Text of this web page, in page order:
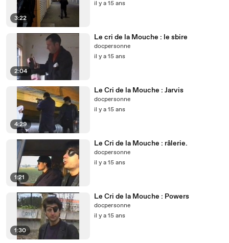
3:22
il y a 15 ans
2:04
Le cri de la Mouche : le sbire
docpersonne
il y a 15 ans
4:29
Le Cri de la Mouche : Jarvis
docpersonne
il y a 15 ans
1:21
Le Cri de la Mouche : râlerie.
docpersonne
il y a 15 ans
1:30
Le Cri de la Mouche : Powers
docpersonne
il y a 15 ans